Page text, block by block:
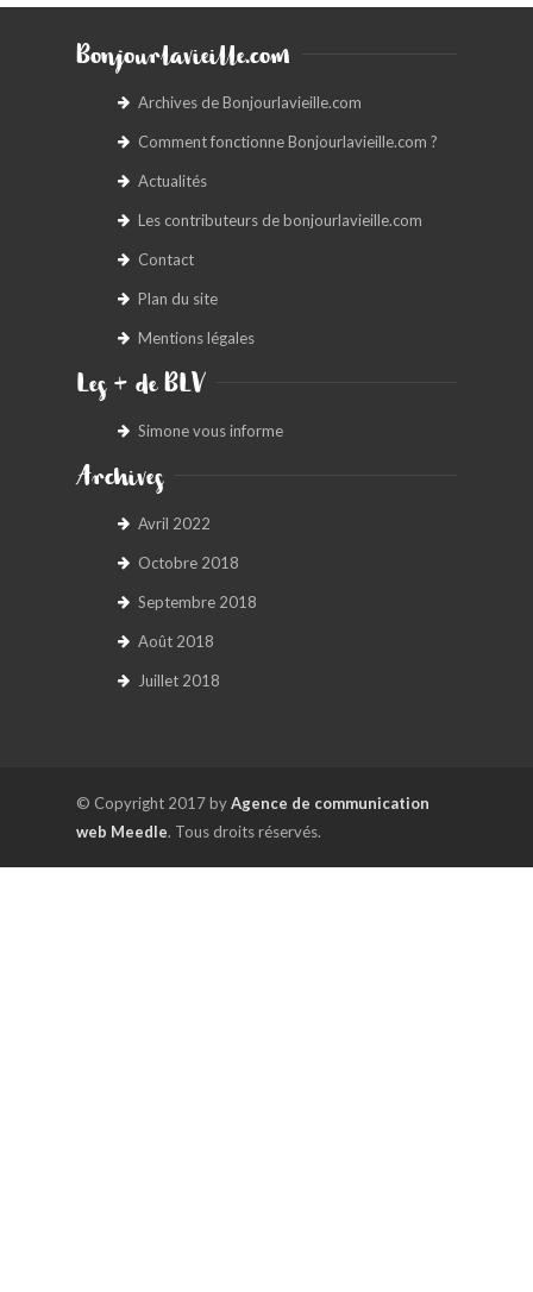
Bonjourlavieille.com
Archives de Bonjourlavieille.com
Comment fonctionne Bonjourlavieille.com ?
Actualités
Les contributeurs de bonjourlavieille.com
Contact
Plan du site
Mentions légales
Les + de BLV
Simone vous informe
Archives
Avril 2022
Octobre 2018
Septembre 2018
Août 2018
Juillet 2018
© Copyright 2017 byAgence de communication
web Meedle. Tous droits réservés.